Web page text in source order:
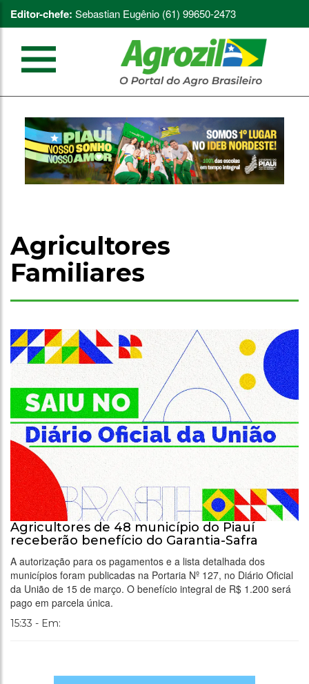
Editor-chefe: Sebastian Eugênio (61) 99650-2473
Agricultores
Familiares
Agricultores de 48 município do Piauí
receberão benefício do Garantia-Safra
A autorização para os pagamentos e a lista detalhada dos
municípios foram publicadas na Portaria Nº 127, no Diário Oficial
da União de 15 de março. O benefício integral de R$ 1.200 será
pago em parcela única.
15:33 - Em: